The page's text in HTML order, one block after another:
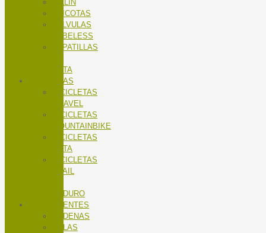
SILLÍN
TRICOTAS
VALVULAS
TUBELESS
ZAPATILLAS
RUTA
BICICLETAS
BICICLETAS
GRAVEL
BICICLETAS
MOUNTAINBIKE
BICICLETAS
RUTA
BICICLETAS
TRAIL
ENDURO
COMPONENTES
CADENAS
CALAS